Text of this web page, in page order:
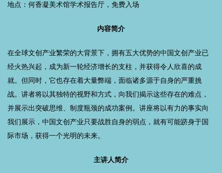
地点：何香凝美术馆学术报告厅，免费入场
内容简介
在全球文创产业繁荣的大背景下，拥有五大优势的中国文创产业已
经火热兴起，成为新一轮经济增长的支柱，并获得令人欣喜的成
就。但同时，它也存在着大量弊端，面临诸多源于自身的严重挑
战。讲者将以其独特的视野和方式，向我们揭示这些存在的难点，
并展示出突破思维、制度瓶颈的成功案例。讲座将以有力的事实向
我们展示，中国文创产业只要战胜自身的弱点，就有可能跻身于国
际市场，获得一个光明的未来。
主讲人简介